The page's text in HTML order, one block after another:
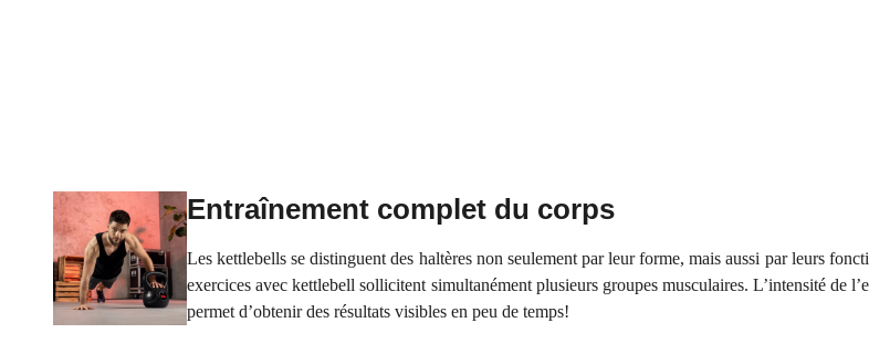
Entraînement complet du corps
Les kettlebells se distinguent des haltères non seulement par leur forme, mais aussi par leurs
exercices avec kettlebell sollicitent simultanément plusieurs groupes musculaires. L’intensité de
permet d’obtenir des résultats visibles en peu de temps!